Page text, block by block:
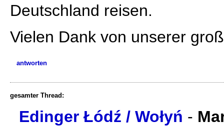
Deutschland reisen.
Vielen Dank von unserer
antworten
gesamter Thread:
Edinger Łódź / Wołyń -